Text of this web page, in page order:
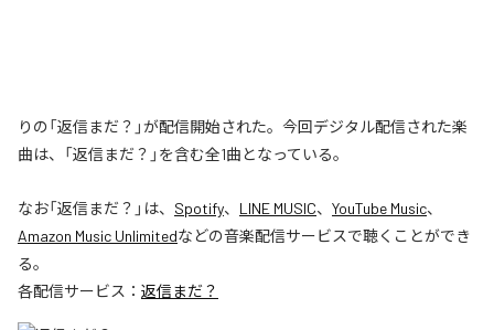
りの「返信まだ？」が配信開始された。今回デジタル配信された楽
曲は、「返信まだ？」を含む全1曲となっている。
なお「返信まだ？ 」は、 Spotify、 LINE MUSIC、 YouTube Music、
Amazon Music Unlimitedなどの音楽配信サービスで聴くことができ
る。
各配信サービス： 返信まだ？